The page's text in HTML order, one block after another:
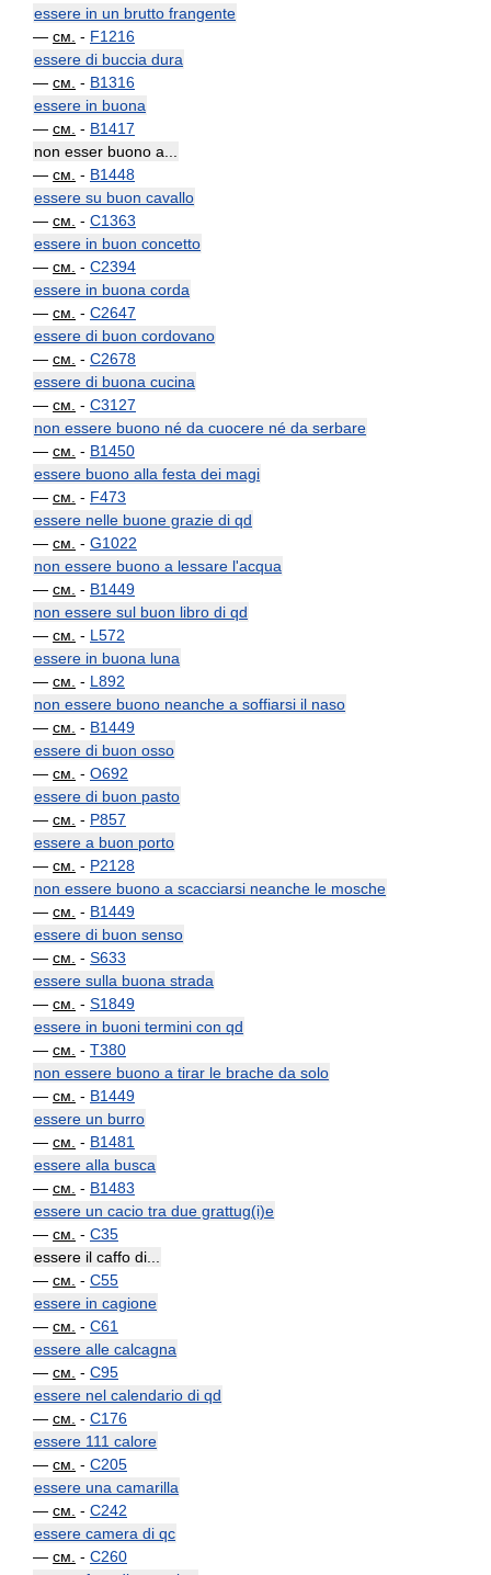
essere in un brutto frangente
— см. - F1216
essere di buccia dura
— см. - B1316
essere in buona
— см. - B1417
non esser buono a...
— см. - B1448
essere su buon cavallo
— см. - C1363
essere in buon concetto
— см. - C2394
essere in buona corda
— см. - C2647
essere di buon cordovano
— см. - C2678
essere di buona cucina
— см. - C3127
non essere buono né da cuocere né da serbare
— см. - B1450
essere buono alla festa dei magi
— см. - F473
essere nelle buone grazie di qd
— см. - G1022
non essere buono a lessare l'acqua
— см. - B1449
non essere sul buon libro di qd
— см. - L572
essere in buona luna
— см. - L892
non essere buono neanche a soffiarsi il naso
— см. - B1449
essere di buon osso
— см. - O692
essere di buon pasto
— см. - P857
essere a buon porto
— см. - P2128
non essere buono a scacciarsi neanche le mosche
— см. - B1449
essere di buon senso
— см. - S633
essere sulla buona strada
— см. - S1849
essere in buoni termini con qd
— см. - T380
non essere buono a tirar le brache da solo
— см. - B1449
essere un burro
— см. - B1481
essere alla busca
— см. - B1483
essere un cacio tra due grattug(i)e
— см. - C35
essere il caffo di...
— см. - C55
essere in cagione
— см. - C61
essere alle calcagna
— см. - C95
essere nel calendario di qd
— см. - C176
essere 111 calore
— см. - C205
essere una camarilla
— см. - C242
essere camera di qc
— см. - C260